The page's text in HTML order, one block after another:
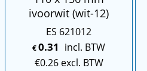
ivoorwit (wit-12)
ES 621012
€0.31 incl. BTW
€0.26 excl. BTW